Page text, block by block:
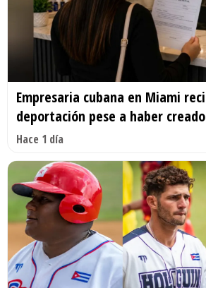
Empresaria cubana en Miami
deportación pese a haber
Hace 1 día